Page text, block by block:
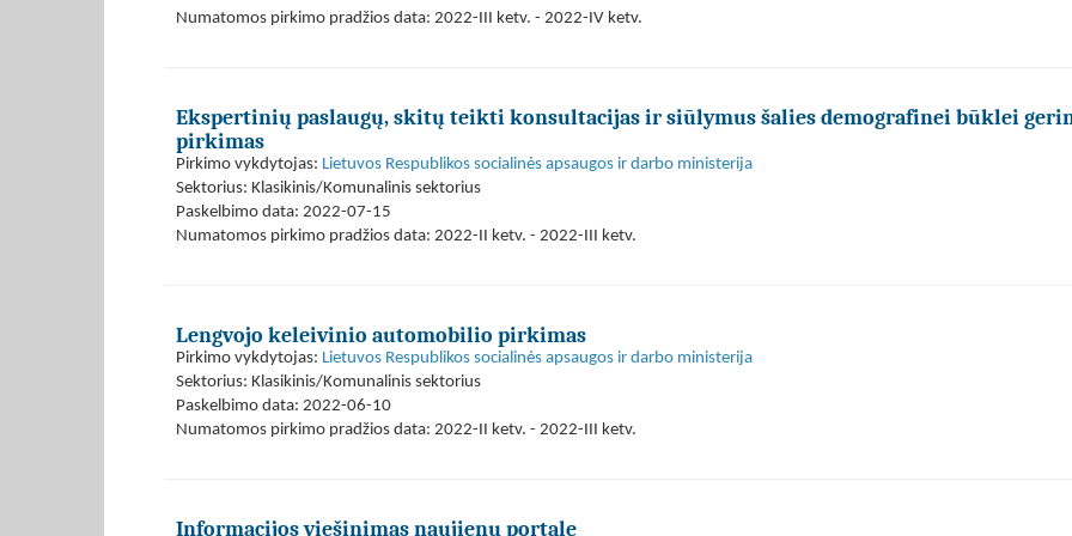
Numatomos pirkimo pradžios data: 2022-III ketv. - 2022-IV ketv.
Ekspertinių paslaugų, skitų teikti konsultacijas ir siūlymus šalies demografinei būklei
pirkimas
Pirkimo vykdytojas: Lietuvos Respublikos socialinės apsaugos ir darbo ministerija
Sektorius: Klasikinis/Komunalinis sektorius
Paskelbimo data: 2022-07-15
Numatomos pirkimo pradžios data: 2022-II ketv. - 2022-III ketv.
Lengvojo keleivinio automobilio pirkimas
Pirkimo vykdytojas: Lietuvos Respublikos socialinės apsaugos ir darbo ministerija
Sektorius: Klasikinis/Komunalinis sektorius
Paskelbimo data: 2022-06-10
Numatomos pirkimo pradžios data: 2022-II ketv. - 2022-III ketv.
Informacijos viešinimas naujienų portale